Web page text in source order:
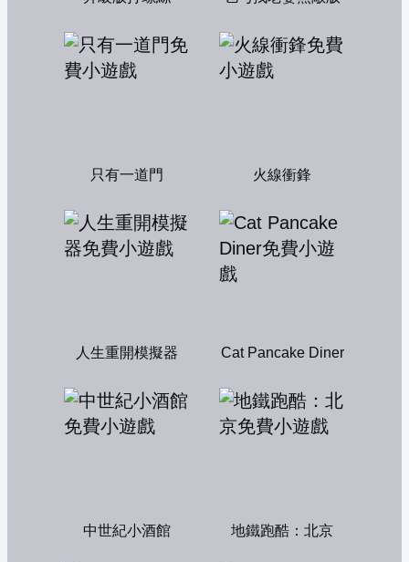
只有一道門 火線衝鋒
人生重開模擬器 Cat Pancake Diner
中世紀小酒館 地鐵跑酷：北京